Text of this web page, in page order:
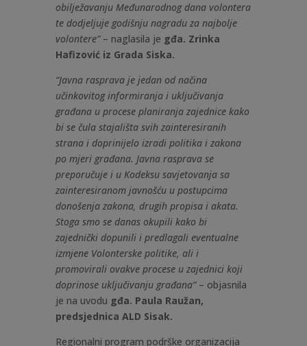
obilježavanju Međunarodnog dana volontera
te dodjeljuje godišnju nagradu za najbolje
volontere”– naglasila je gđa. Zrinka
Hafizović iz Grada Siska.
“Javna rasprava je jedan od načina
učinkovitog informiranja i uključivanja
građana u procese planiranja zajednice kako
bi se čula stajališta svih zainteresiranih
strana i doprinijelo izradi politika i zakona
po mjeri građana. Javna rasprava se
preporučuje i u Kodeksu savjetovanja sa
zainteresiranom javnošću u postupcima
donošenja zakona, drugih propisa i akata.
Stoga smo se danas okupili kako bi
zajednički dopunili i predlagali eventualne
izmjene Volonterske politike, ali i
promovirali ovakve procese u zajednici koji
doprinose uključivanju građana”– objasnila
je na uvodu gđa. Paula Raužan,
predsjednica ALD Sisak.
Regionalni program podrške organizacija